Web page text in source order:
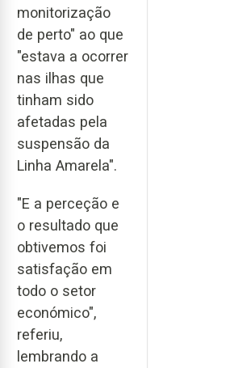
monitorização
de perto" ao que
"estava a ocorrer
nas ilhas que
tinham sido
afetadas pela
suspensão da
Linha Amarela".
"E a perceção e
o resultado que
obtivemos foi
satisfação em
todo o setor
económico",
referiu,
lembrando a